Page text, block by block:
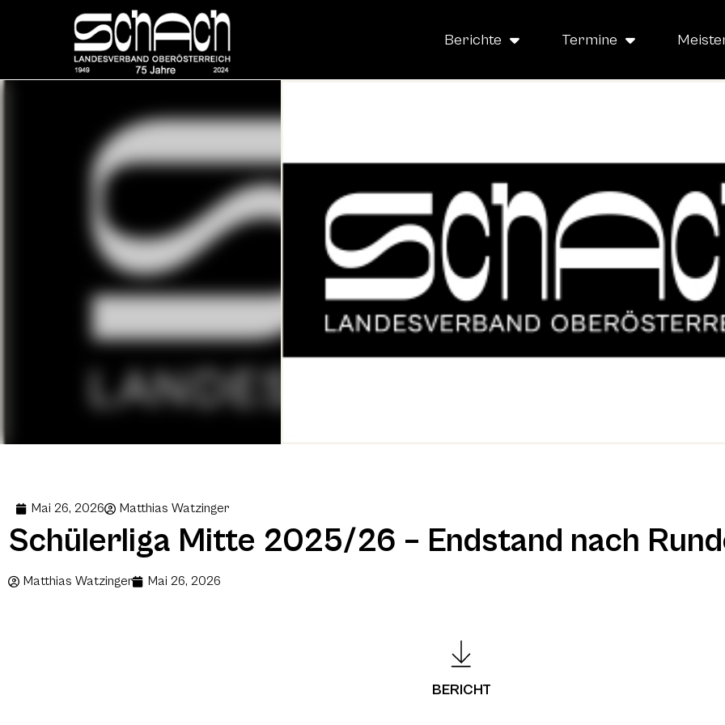
Berichte Termine
Mai 26, 2026 Matthias Watzinger
Schülerliga Mitte 2025/26 – Endstand nach
Matthias Watzinger Mai 26, 2026
BERICHT